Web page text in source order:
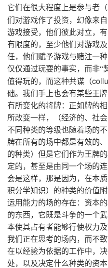
它们在很大程度上是参与者
们对游戏作了投资，幻像来
游戏接受，他们彼此对立，
有限度的，至少他们对游戏
任，他们赋予游戏与赌注一
仅仅通过玩耍的事实，而非“
值得玩的，而这种共谋（
础。我们手上也会有某些王
有所变化的将牌：正如牌的
所改变一样，（经济的、社
不同种类的等级也随着场的
牌在所有的场中都是有效的
的种类）但是它们作为王牌
定的，甚至是由同一个场的
会是这样，那是因为，在本
积分学知识）的种类的价值
运用能力的场的存在：资本
的东西，它既是斗争的一个
本使其占有者能够行使权力
我们正在思考的场内，而不
在以经验为依据的工作中，
处，以及决定什么种类的资